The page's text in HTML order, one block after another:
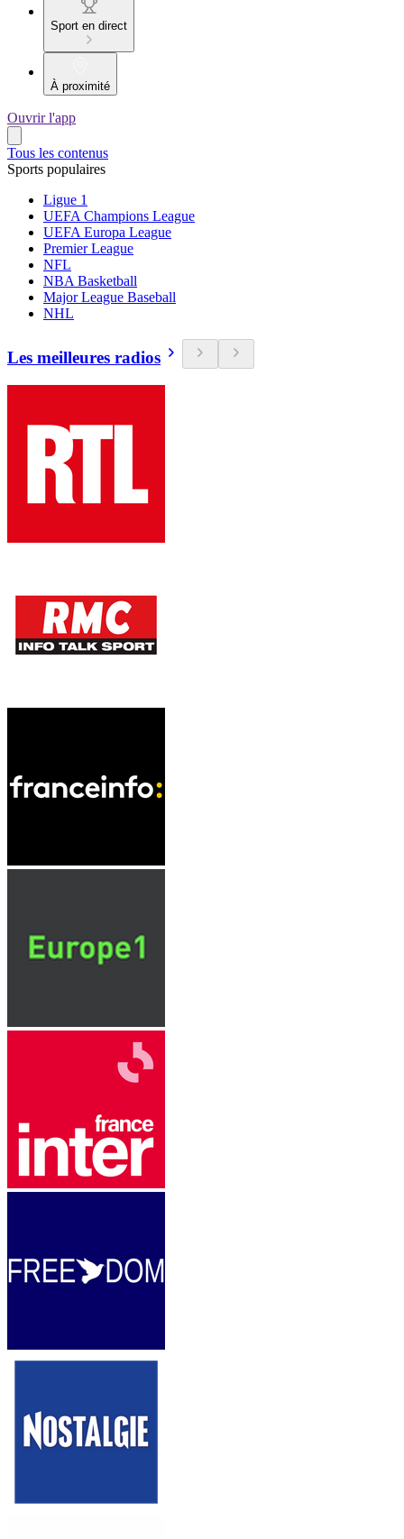
Sport en direct
À proximité
Ouvrir l'app
Tous les contenus
Sports populaires
Ligue 1
UEFA Champions League
UEFA Europa League
Premier League
NFL
NBA Basketball
Major League Baseball
NHL
Les meilleures radios